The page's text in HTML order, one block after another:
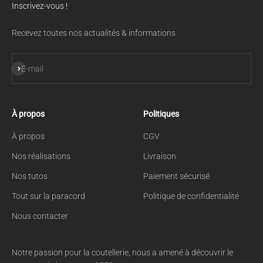
Inscrivez-vous !
Recevez toutes nos actualités & informations
E-mail
S'inscrire
À propos
À propos
Nos réalisations
Nos tutos
Tout sur la paracord
Nous contacter
Politiques
CGV
Livraison
Paiement sécurisé
Politique de confidentialité
Notre passion pour la coutellerie, nous a amené à découvrir le